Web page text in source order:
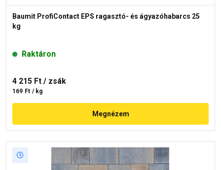
Baumit ProfiContact EPS ragasztó- és ágyazóhabarcs 25
kg
Raktáron
4 215 Ft / zsák
169 Ft / kg
Megnézem